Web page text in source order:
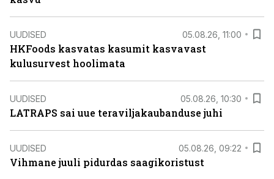
UUDISED 05.08.26, 11:00
HKFoods kasvatas kasumit kasvavast
kulusurvest hoolimata
UUDISED 05.08.26, 10:30
LATRAPS sai uue teraviljakaubanduse juhi
UUDISED 05.08.26, 09:22
Vihmane juuli pidurdas saagikoristust